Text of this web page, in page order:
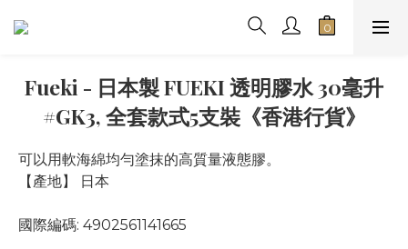
Fueki - 日本製 FUEKI 透明膠水 30毫升
#GK3, 全套款式5支裝《香港行貨》
可以用軟海綿均勻塗抹的高質量液態膠。
【產地】 日本
國際編碼: 4902561141665